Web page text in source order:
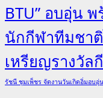
BTU” อบอุ่น
นักกีฬาทีมชา
เหรียญรางวัล
รัชนี ชุมเพ็ชร จัดงานวันเกิดอิ่มอบ